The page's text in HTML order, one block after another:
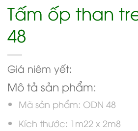
Tấm ốp than
48
Giá niêm yết:
Mô tả sản phẩm:
Mã sản phẩm: ODN 48
Kích thước: 1m22 x 2m8